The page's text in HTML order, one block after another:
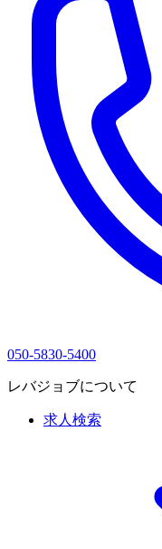
050-5830-5400
レバジョブについて
求人検索